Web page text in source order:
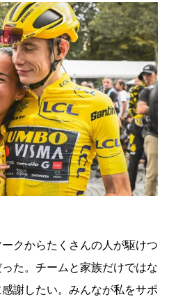
クからたくさんの人が駆けつ
た。チームと家族だけではな
謝したい。みんなが私をサポ